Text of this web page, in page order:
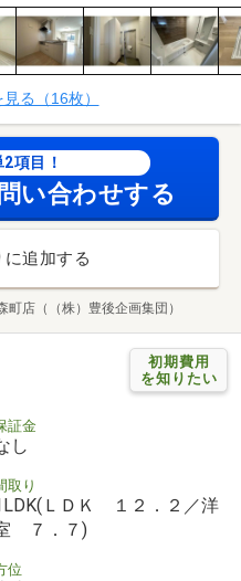
る（16枚）
項目！
い合わせする
追加する
店（（株）豊後企画集団）
初期費用
を知りたい
証金
し
取り
ＬＤＫ １２．２／洋
７．７)
位